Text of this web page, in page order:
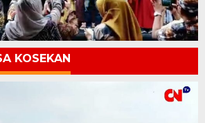
KOSEKAN